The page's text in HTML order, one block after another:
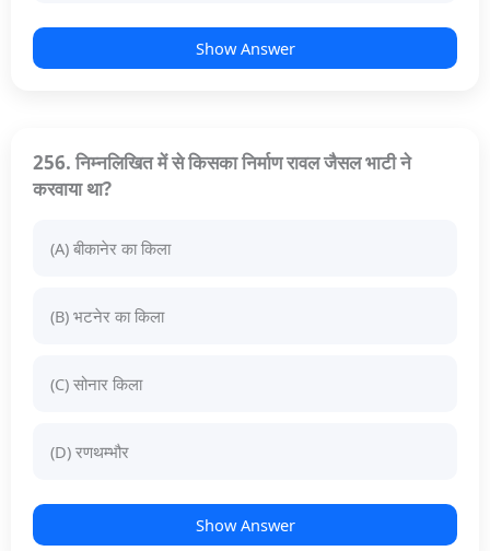
Show Answer
256. निम्नलिखित में से किसका निर्माण रावल जैसल भाटी ने
करवाया था?
(A) बीकानेर का किला
(B) भटनेर का किला
(C) सोनार किला
(D) रणथम्भौर
Show Answer